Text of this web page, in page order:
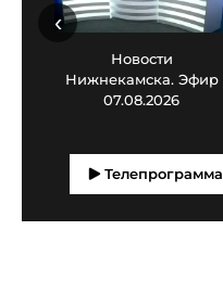
Новости
Нижнекамска. Эфир
07.08.2026
‹
Телепрограмма